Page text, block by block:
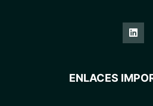
ENLACES